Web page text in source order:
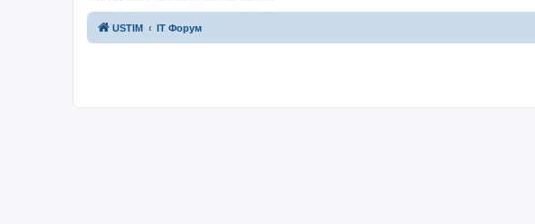
USTIM IT Форум